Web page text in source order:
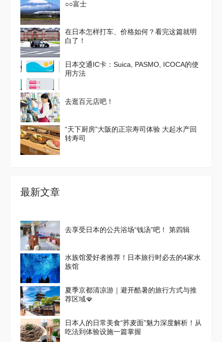
○○富士
在日本怎样打车、价格如何？看完这篇就明
白了！
日本交通IC卡：Suica, PASMO, ICOCA的使
用方法
去逛百元店吧！
“天下厨房”大阪的正宗寿司体验 大起水产回
转寿司
最新文章
去享受日本的公共浴场“钱汤”吧！ 第四辑
水族馆爱好者推荐！日本旅行时必去的4家水
族馆
夏季京都清凉游｜避开酷暑的旅行方式与推
荐区域🪭
日本人的日常美食“荞麦面”魅力深度解析！从
吃法到体验设施一篇掌握